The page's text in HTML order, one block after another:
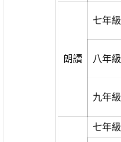
朗讀
七年級
八年級
九年級
七年級